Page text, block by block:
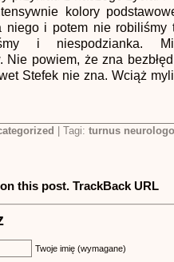
kolory
i potem nie robiliśmy
i niespodzianka.
Nie powiem, że zna
Stefek nie zna. Wciąż
| Tagi: turnus
this post. TrackBack URL
Twoje imię (wymagane)